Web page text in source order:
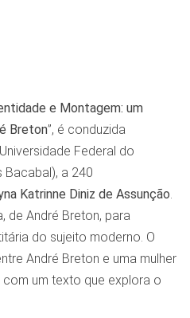
e Montagem: um
Breton”, é conduzida
Federal do
Bacabal), a 240
Katrinne Diniz de Assunção.
de André Breton, para
do sujeito moderno. O
André Breton e uma mulher
com um texto que explora o